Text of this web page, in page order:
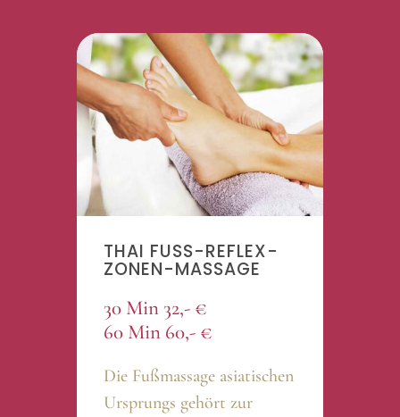
THAI FUSS-REFLEX­
ZONEN-MASSAGE
30 Min 32,- €
60 Min 60,- €
Die Fußmassage asiatischen
Ursprungs gehört zur